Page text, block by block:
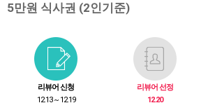
5만원 식사권 (2인기준)
리뷰어 신청
12.13 ~ 12.19
리뷰어 선정
12.20